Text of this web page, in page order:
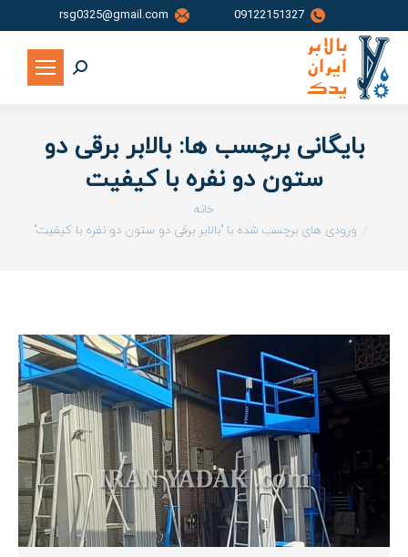
09122151327
rsg0325@gmail.com
جستجو:
بایگانی برچسب ها:بالابر برقی دو
ستون دو نفره با کیفیت
خانه
ورودی های برچسب شده با "بالابر برقی دو ستون دو نفره با کیفیت"